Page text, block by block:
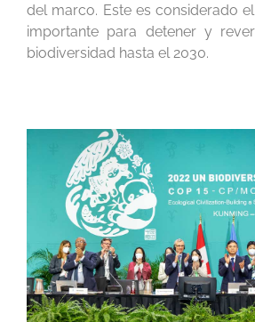
del marco. Este es considerado
importante para detener y
biodiversidad hasta el 2030.